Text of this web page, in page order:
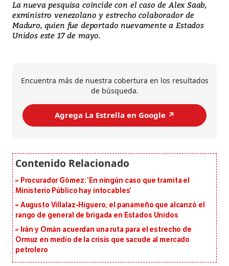
La nueva pesquisa coincide con el caso de Alex Saab,
exministro venezolano y estrecho colaborador de
Maduro, quien fue deportado nuevamente a Estados
Unidos este 17 de mayo.
Encuentra más de nuestra cobertura en los resultados
de búsqueda.
Agrega La Estrella en Google ↗️
Procurador Gómez: ‘En ningún caso que tramita el
Ministerio Público hay intocables’
Augusto Villalaz-Higuero, el panameño que alcanzó el
rango de general de brigada en Estados Unidos
Irán y Omán acuerdan una ruta para el estrecho de
Ormuz en medio de la crisis que sacude al mercado
petrolero